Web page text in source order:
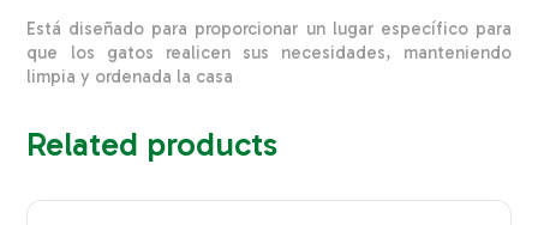
Está diseñado para proporcionar un lugar específico para
que los gatos realicen sus necesidades, manteniendo
limpia y ordenada la casa
Related products